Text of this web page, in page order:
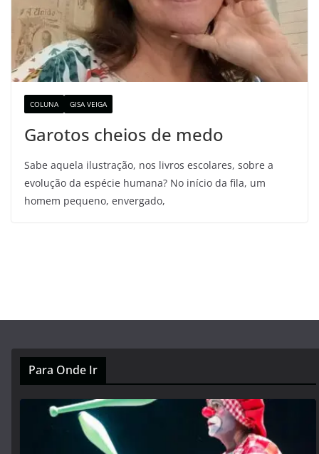
COLUNA GISA VEIGA
Garotos cheios de medo
Sabe aquela ilustração, nos livros escolares, sobre a
evolução da espécie humana? No início da fila, um
homem pequeno, envergado,
Para Onde Ir